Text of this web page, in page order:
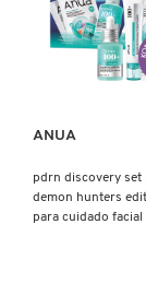
Ver
ANUA
pdrn discovery set
demon hunters
para cuidado